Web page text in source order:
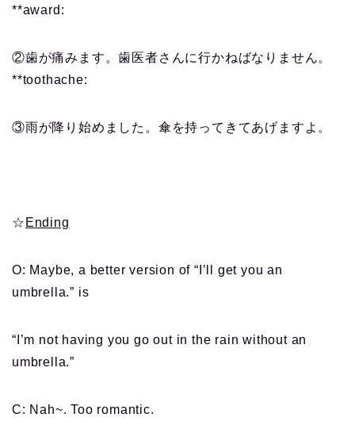
**award:
②歯が痛みます。歯医者さんに行かねばなりません。
**toothache:
③雨が降り始めました。傘を持ってきてあげますよ。
☆ Ending
O: Maybe, a better version of “I’ll get you an
umbrella.” is
“I’m not having you go out in the rain without an
umbrella.”
C: Nah~. Too romantic.